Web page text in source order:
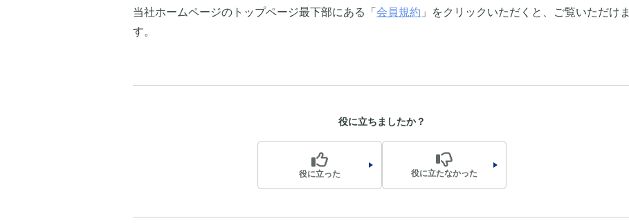
当社ホームページのトップページ最下部にある「会員規約 」をクリックいただくと、ご覧いただけま
す。
役に立ちましたか？
役に立った 役に立たなかった